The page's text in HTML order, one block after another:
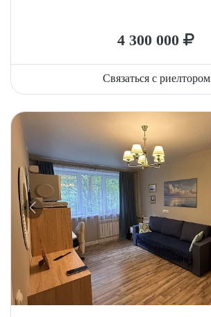
4 300 000
Связаться с риелтором